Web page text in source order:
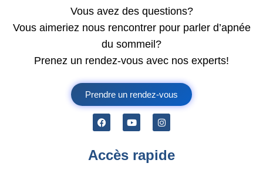
Vous avez des questions?
Vous aimeriez nous rencontrer pour parler d’apnée
du sommeil?
Prenez un rendez-vous avec nos experts!
Prendre un rendez-vous
Accès rapide